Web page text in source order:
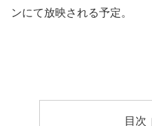
ンにて放映される予定。
目次